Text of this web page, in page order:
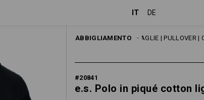
IT DE
ABBIGLIAMENTO MAGLIE | PULLOVER |
UOMO
#20841
e.s. Polo in piqué cotton